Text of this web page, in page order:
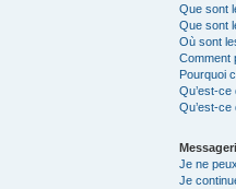
Que sont
Que sont
Où sont
Comment
Pourquoi
Qu’est-ce
Qu’est-ce
Je ne
Je